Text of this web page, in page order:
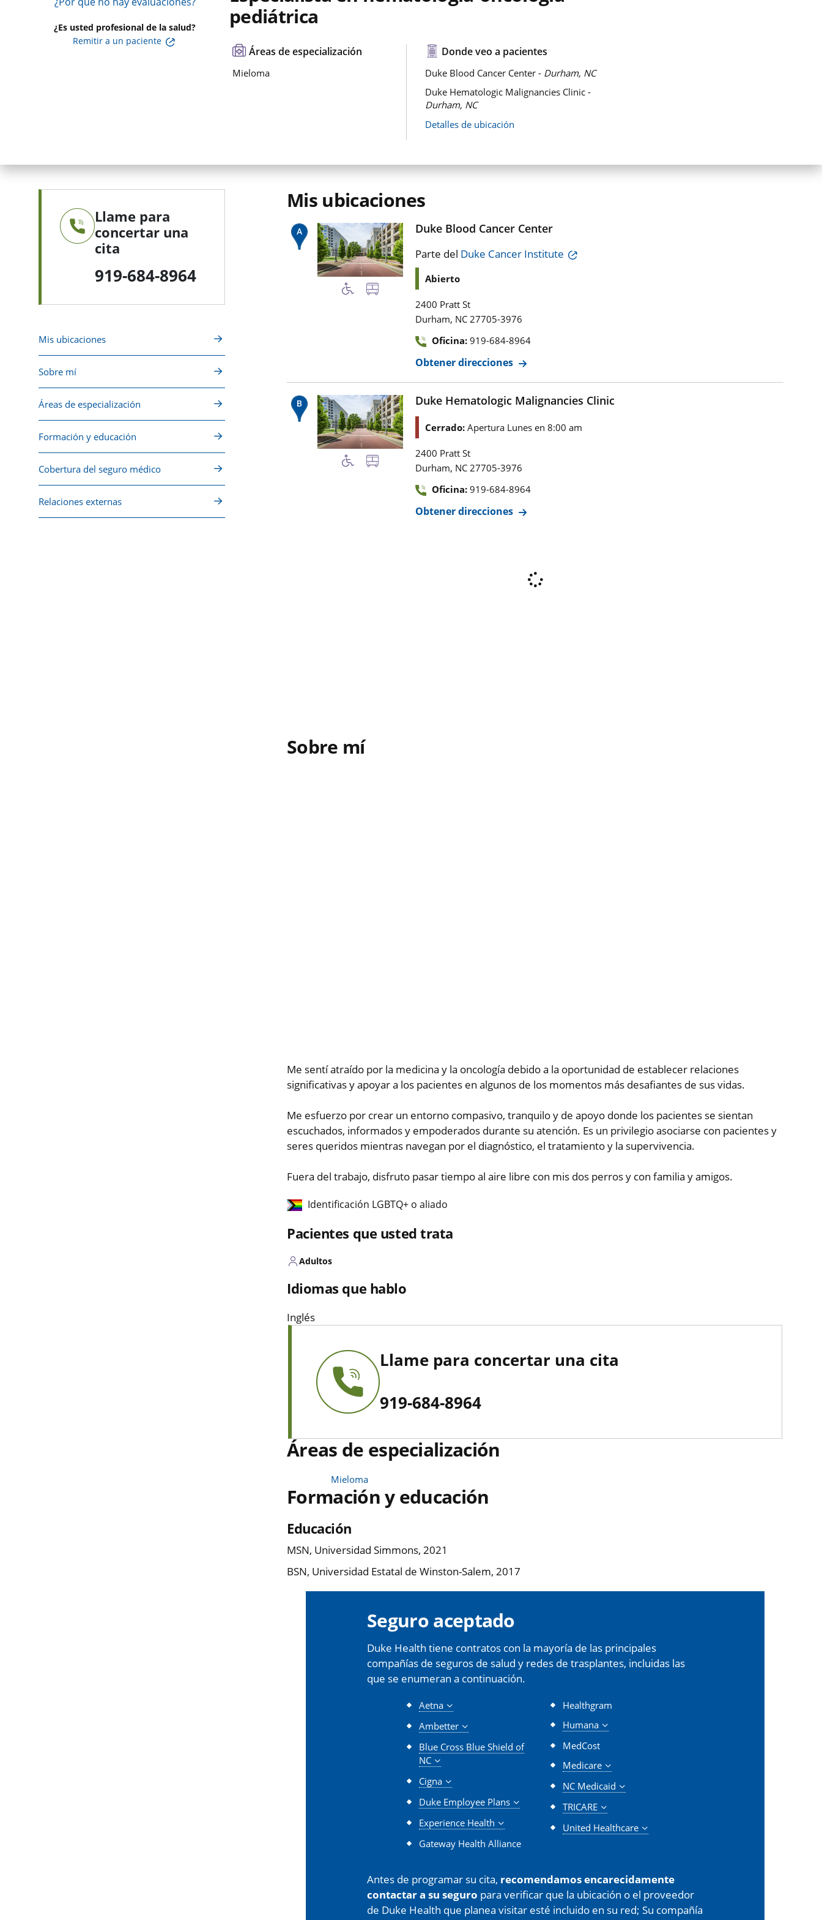
¿Es usted profesional de la salud?
Remitir a un paciente
pediátrica
Áreas de especialización
Mieloma
Donde veo a pacientes
Duke Blood Cancer Center - Durham, NC
Duke Hematologic Malignancies Clinic -
Durham, NC
Detalles de ubicación
Llame para
concertar una
cita
919-684-8964
Mis ubicaciones
Sobre mí
Áreas de especialización
Formación y educación
Cobertura del seguro médico
Relaciones externas
Mis ubicaciones
Duke Blood Cancer Center
Parte del Duke Cancer Institute
Abierto
2400 Pratt St
Durham, NC 27705-3976
Oficina: 919-684-8964
Obtener direcciones
Duke Hematologic Malignancies Clinic
Cerrado: Apertura Lunes en 8:00 am
2400 Pratt St
Durham, NC 27705-3976
Oficina: 919-684-8964
Obtener direcciones
Sobre mí
Me sentí atraído por la medicina y la oncología debido a la oportunidad de establecer relaciones
significativas y apoyar a los pacientes en algunos de los momentos más desafiantes de sus vidas.
Me esfuerzo por crear un entorno compasivo, tranquilo y de apoyo donde los pacientes se sientan
escuchados, informados y empoderados durante su atención. Es un privilegio asociarse con pacientes y
seres queridos mientras navegan por el diagnóstico, el tratamiento y la supervivencia.
Fuera del trabajo, disfruto pasar tiempo al aire libre con mis dos perros y con familia y amigos.
Identificación LGBTQ+ o aliado
Pacientes que usted trata
Adultos
Idiomas que hablo
Inglés
Llame para concertar una cita
919-684-8964
Áreas de especialización
Mieloma
Formación y educación
Educación
MSN, Universidad Simmons, 2021
BSN, Universidad Estatal de Winston-Salem, 2017
Seguro aceptado
Duke Health tiene contratos con la mayoría de las principales
compañías de seguros de salud y redes de trasplantes, incluidas las
que se enumeran a continuación.
Aetna
Ambetter
Blue Cross Blue Shield of
NC
Cigna
Duke Employee Plans
Experience Health
Gateway Health Alliance
Healthgram
Humana
MedCost
Medicare
NC Medicaid
TRICARE
United Healthcare
Antes de programar su cita, recomendamos encarecidamente
contactar a su seguro para verificar que la ubicación o el proveedor
de Duke Health que planea visitar esté incluido en su red; Su compañía